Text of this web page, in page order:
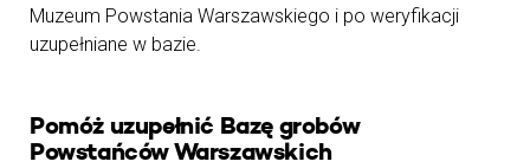
Muzeum Powstania Warszawskiego i po weryfikacji
uzupełniane w bazie.
Pomóż uzupełnić Bazę grobów
Powstańców Warszawskich